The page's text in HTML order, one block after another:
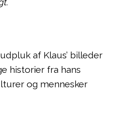
af Klaus’ billeder
historier fra hans
og mennesker